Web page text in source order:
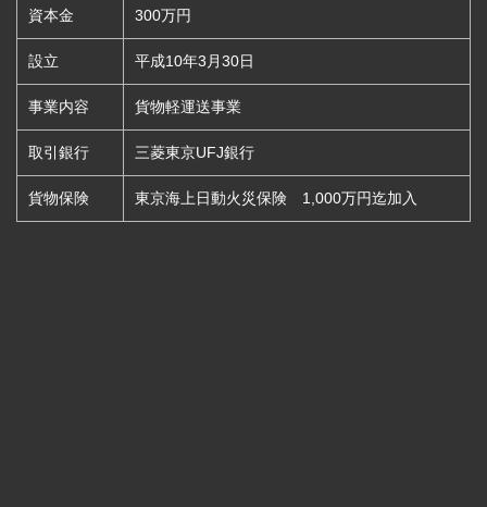
資本金 300万円
設立 平成10年3月30日
事業内容 貨物軽運送事業
取引銀行 三菱東京UFJ銀行
貨物保険 東京海上日動火災保険 1,000万円迄加入